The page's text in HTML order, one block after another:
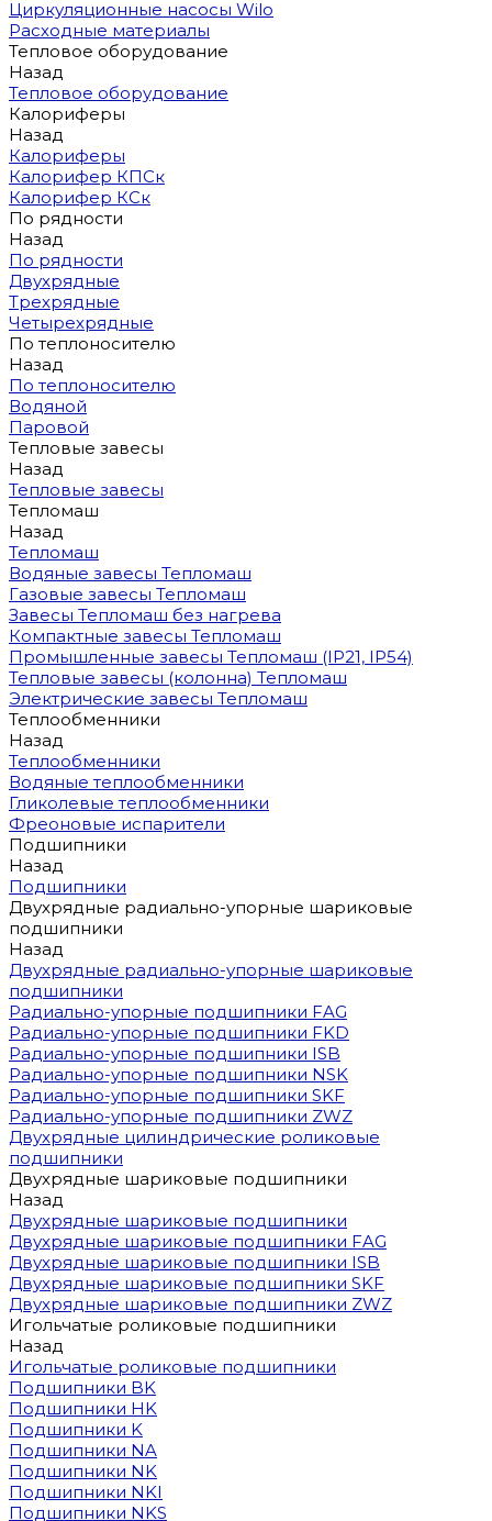
Циркуляционные насосы Wilo
Расходные материалы
Тепловое оборудование
Назад
Тепловое оборудование
Калориферы
Назад
Калориферы
Калорифер КПСк
Калорифер КСк
По рядности
Назад
По рядности
Двухрядные
Трехрядные
Четырехрядные
По теплоносителю
Назад
По теплоносителю
Водяной
Паровой
Тепловые завесы
Назад
Тепловые завесы
Тепломаш
Назад
Тепломаш
Водяные завесы Тепломаш
Газовые завесы Тепломаш
Завесы Тепломаш без нагрева
Компактные завесы Тепломаш
Промышленные завесы Тепломаш (IP21, IP54)
Тепловые завесы (колонна) Тепломаш
Электрические завесы Тепломаш
Теплообменники
Назад
Теплообменники
Водяные теплообменники
Гликолевые теплообменники
Фреоновые испарители
Подшипники
Назад
Подшипники
Двухрядные радиально-упорные шариковые
подшипники
Назад
Двухрядные радиально-упорные шариковые
подшипники
Радиально-упорные подшипники FAG
Радиально-упорные подшипники FKD
Радиально-упорные подшипники ISB
Радиально-упорные подшипники NSK
Радиально-упорные подшипники SKF
Радиально-упорные подшипники ZWZ
Двухрядные цилиндрические роликовые
подшипники
Двухрядные шариковые подшипники
Назад
Двухрядные шариковые подшипники
Двухрядные шариковые подшипники FAG
Двухрядные шариковые подшипники ISB
Двухрядные шариковые подшипники SKF
Двухрядные шариковые подшипники ZWZ
Игольчатые роликовые подшипники
Назад
Игольчатые роликовые подшипники
Подшипники BK
Подшипники HK
Подшипники K
Подшипники NA
Подшипники NK
Подшипники NKI
Подшипники NKS